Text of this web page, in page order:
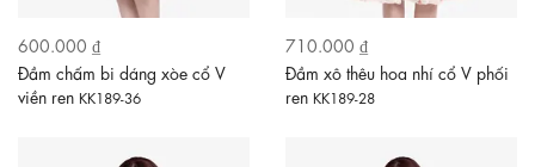
600.000 ₫
Đầm chấm bi dáng xòe cổ V
viền ren KK189-36
710.000 ₫
Đầm xô thêu hoa nhí cổ V phối
ren KK189-28